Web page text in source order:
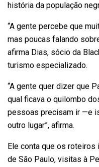
história da população
“A gente percebe que
mas poucas falando
afirma Dias, sócio da
turismo especializado.
“A gente quer dizer que
qual ficava o quilombo
pessoas precisam ir —e
outro lugar”, afirma.
Ele conta que os roteiros
de São Paulo, visitas à